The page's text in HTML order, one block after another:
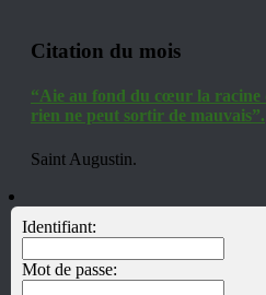
Citation du mois
“Aie au fond du cœur la racine
rien ne peut sortir de mauvais”.
Saint Augustin.
Identifiant:
Mot de passe: